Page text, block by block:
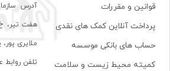
قوانین و مقررات
پرداخت آنلاین کمک های نقدی
حساب های بانکی موسسه
کمیته محیط زیست و سلامت
آدرس
هفت تير،
ملايری پور،
تلفن روابط عمومی: